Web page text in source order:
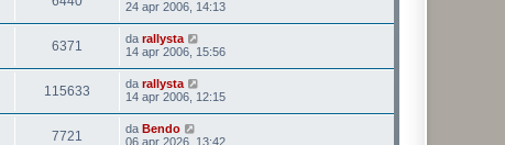
24 apr 2006, 14:13
6371 da rallysta
14 apr 2006, 15:56
115633 da rallysta
14 apr 2006, 12:15
7721 da Bendo
06 apr 2026, 13:42